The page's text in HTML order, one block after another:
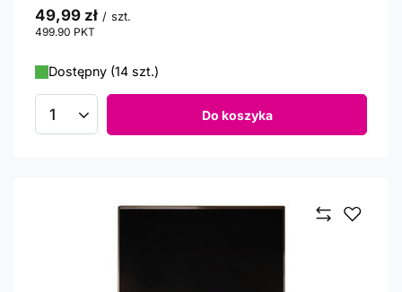
49,99 zł / szt.
499.90 PKT
Dostępny (14 szt.)
Ilość produktów Do koszyka